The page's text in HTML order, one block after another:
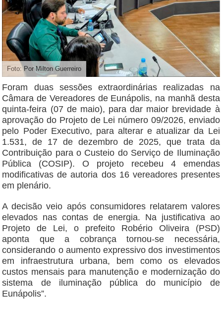
Foto: Por Milton Guerreiro
Foram duas sessões extraordinárias realizadas na
Câmara de Vereadores de Eunápolis, na manhã desta
quinta-feira (07 de maio), para dar maior brevidade à
aprovação do Projeto de Lei número 09/2026, enviado
pelo Poder Executivo, para alterar e atualizar da Lei
1.531, de 17 de dezembro de 2025, que trata da
Contribuição para o Custeio do Serviço de Iluminação
Pública (COSIP). O projeto recebeu 4 emendas
modificativas de autoria dos 16 vereadores presentes
em plenário.
A decisão veio após consumidores relatarem valores
elevados nas contas de energia. Na justificativa ao
Projeto de Lei, o prefeito Robério Oliveira (PSD)
aponta que a cobrança tornou-se necessária,
considerando o aumento expressivo dos investimentos
em infraestrutura urbana, bem como os elevados
custos mensais para manutenção e modernização do
sistema de iluminação pública do município de
Eunápolis”.